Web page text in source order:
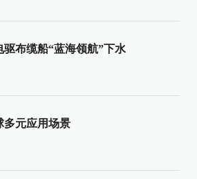
驱布缆船“蓝海领航”下水
多元应用场景